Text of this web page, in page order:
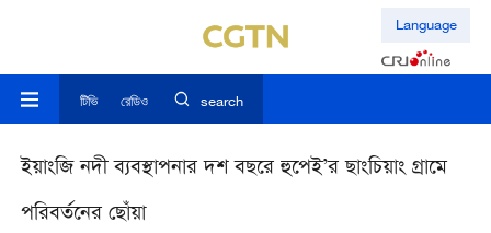
Language
টিভি রেডিও search
ইয়াংজি নদী ব্যবস্থাপনার দশ বছরে হুপেই’র ছাংচিয়াং গ্রামে
পরিবর্তনের ছোঁয়া